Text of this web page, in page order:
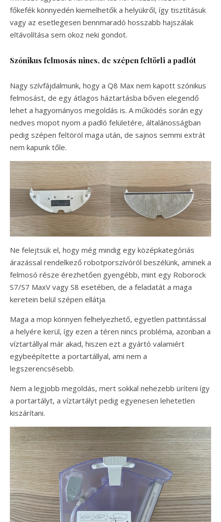
főkefék könnyedén kiemelhetők a helyükről, így tisztításuk
vagy az esetlegesen bennmaradó hosszabb hajszálak
eltávolítása sem okoz neki gondot.
Szónikus felmosás nincs, de szépen feltörli a padlót
Nagy szívfájdalmunk, hogy a Q8 Max nem kapott szónikus
felmosást, de egy átlagos háztartásba bőven elegendő
lehet a hagyományos megoldás is. A működés során egy
nedves mopot nyom a padló felületére, általánosságban
pedig szépen feltöröl maga után, de sajnos semmi extrát
nem kapunk tőle.
Ne felejtsük el, hogy még mindig egy középkategóriás
árazással rendelkező robotporszívóról beszélünk, aminek a
felmosó része érezhetően gyengébb, mint egy Roborock
S7/S7 MaxV vagy S8 esetében, de a feladatát a maga
keretein belül szépen ellátja.
Maga a mop könnyen felhelyezhető, egyetlen pattintással
a helyére kerül, így ezen a téren nincs probléma, azonban a
víztartállyal már akad, hiszen ezt a gyártó valamiért
egybeépítette a portartállyal, ami nem a
legszerencsésebb.
Nem a legjobb megoldás, mert sokkal nehezebb üríteni így
a portartályt, a víztartályt pedig egyenesen lehetetlen
kiszárítani.